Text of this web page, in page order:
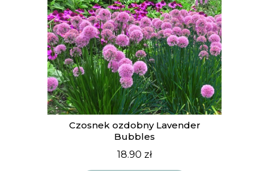
Czosnek ozdobny Lavender
Bubbles
18.90 zł